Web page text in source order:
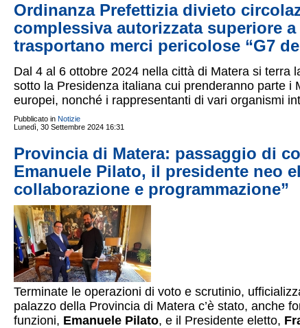
Ordinanza Prefettizia divieto
complessiva autorizzata superiore
trasportano merci pericolose “G7
Dal 4 al 6 ottobre 2024 nella città di Matera si terra
sotto la Presidenza italiana cui prenderanno parte
europei, nonché i rappresentanti di vari organismi
Pubblicato in Notizie
Lunedì, 30 Settembre 2024 16:31
Provincia di Matera: passaggio di
Emanuele Pilato, il presidente neo
collaborazione e programmazione”
Terminate le operazioni di voto e scrutinio,
palazzo della Provincia di Matera c’è stato, anche
funzioni, Emanuele Pilato, e il Presidente eletto,